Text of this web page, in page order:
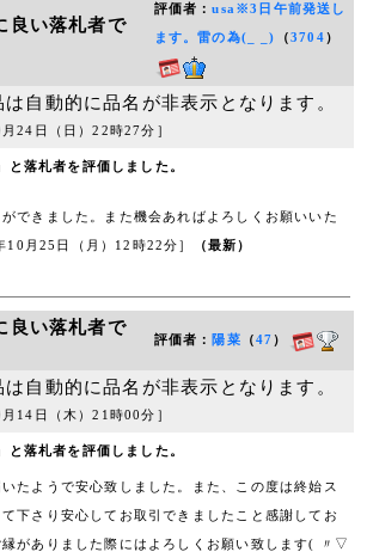
い落札者で
評価者：usa※3日午前発送し
ます。雷の為(_ _) （3704）
自動的に品名が非表示となります。
24日（日）22時27分］
と落札者を評価しました。
できました。また機会あればよろしくお願いいた
10月25日（月）12時22分］ （最新）
い落札者で
評価者： 陽菜 （47）
自動的に品名が非表示となります。
14日（木）21時00分］
と落札者を評価しました。
たようで安心致しました。また、この度は終始ス
て下さり安心してお取引できましたこと感謝してお
縁がありました際にはよろしくお願い致します( 〃▽